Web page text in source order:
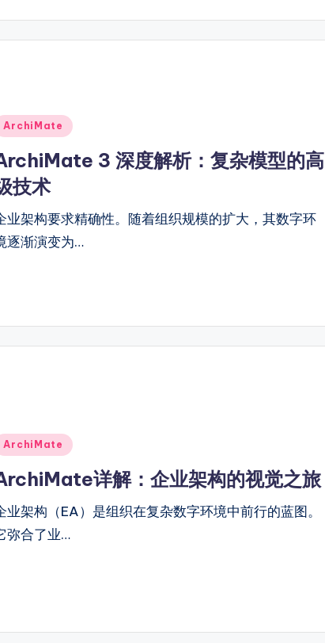
ArchiMate
3 深度解析：复杂模型的高
技术
业架构要求精确性。随着组织规模的扩大，其数字环
逐渐演变为…
ArchiMate
详解：企业架构的视觉之旅
业架构（EA）是组织在复杂数字环境中前行的蓝图。
弥合了业…